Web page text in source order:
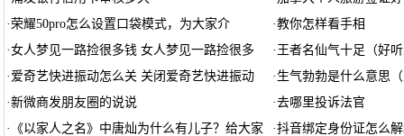
· 荣耀50pro怎么设置口袋模式，为大家介 ·教你怎样看手相
·女人梦见一路捡很多钱 女人梦见一路捡很多 · 王者名仙气十足（好
· 爱奇艺快进振动怎么关 关闭爱奇艺快进振动 · 生气勃勃是什么意思
·新微商发朋友圈的说说 ·去哪里投诉法官
· 《以家人之名》中唐灿为什么有儿子？给大家 ·抖音绑定身份证怎么